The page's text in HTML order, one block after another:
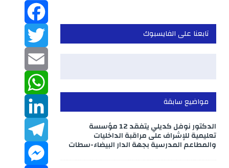
a
c
b
o
T
wE
m
a
W
h
aT
تابعنا على الفايسبوك
مواضيع سابقة
الدكتور نوفل كديلي يتفقد 12 مؤسسة
تعليمية للإشراف على مراقبة الداخليات
والمطاعم المدرسية بجهة الدار البيضاء-سطات